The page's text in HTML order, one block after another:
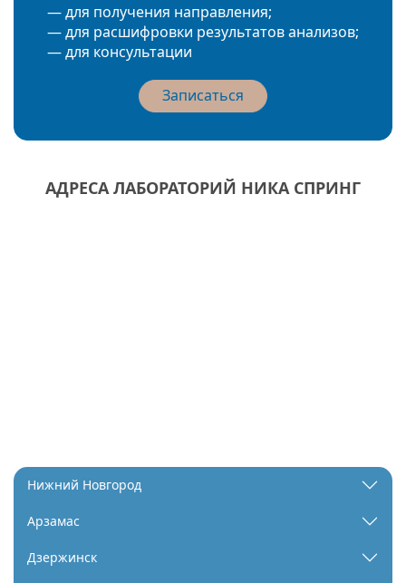
— для получения направления;
— для расшифровки результатов анализов;
— для консультации
Записаться
АДРЕСА ЛАБОРАТОРИЙ НИКА СПРИНГ
Нижний Новгород
Арзамас
Дзержинск